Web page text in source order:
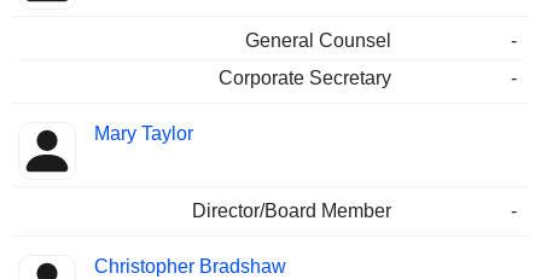
General Counsel
-
Corporate Secretary
-
Mary Taylor
Director/Board Member -
Christopher Bradshaw